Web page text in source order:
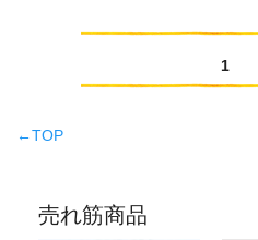
1
←TOP
売れ筋商品